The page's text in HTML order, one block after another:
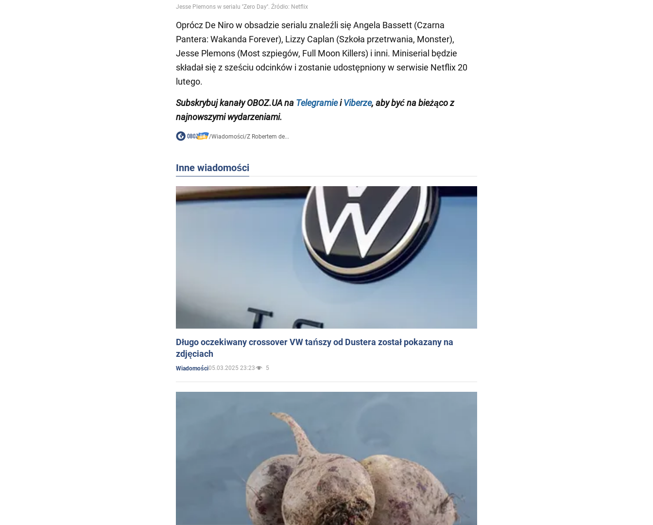
Oprócz De Niro w obsadzie serialu znaleźli się Angela Bassett (Czarna
Pantera: Wakanda Forever), Lizzy Caplan (Szkoła przetrwania, Monster),
Jesse Plemons (Most szpiegów, Full Moon Killers) i inni. Miniserial będzie
składał się z sześciu odcinków i zostanie udostępniony w serwisie Netflix 20
lutego.
Subskrybuj kanały OBOZ.UA na TelegramieiViberze, aby być na bieżąco z
najnowszymi wydarzeniami.
/Wiadomości/Z Robertem de...
Inne wiadomości
Długo oczekiwany crossover VW tańszy od Dustera został pokazany na
zdjęciach
Wiadomości05.03.2025 23:23 5